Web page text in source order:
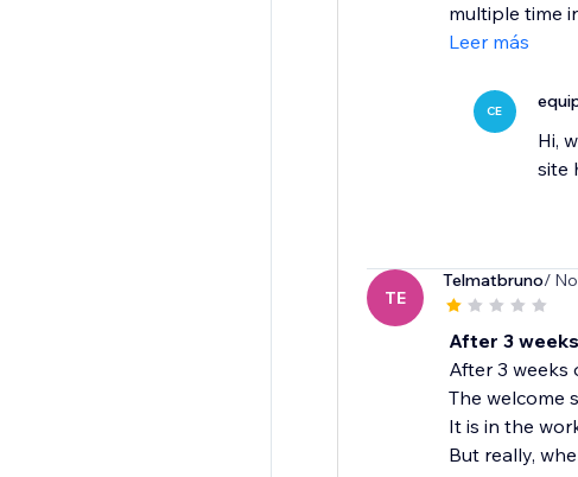
multiple time
Leer más
CE
Hi,
TE
Telmatbruno/
After 3
After 3 weeks
The welcome
It is in the
But really,